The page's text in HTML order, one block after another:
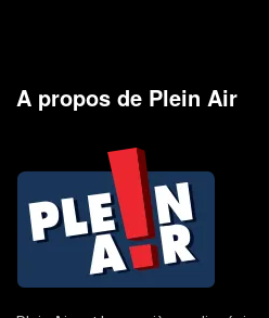
A propos de Plein Air